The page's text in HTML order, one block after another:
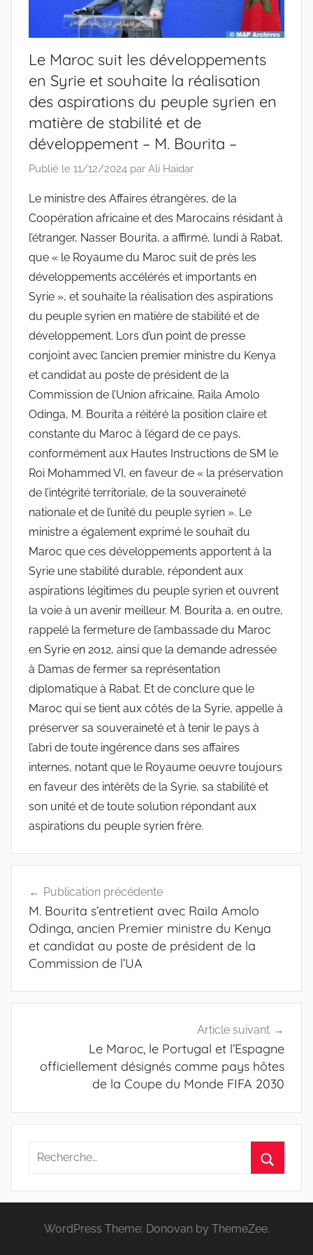
Le Maroc suit les développements
en Syrie et souhaite la réalisation
des aspirations du peuple syrien en
matière de stabilité et de
développement – M. Bourita –
Publié le 11/12/2024 par Ali Haidar
Le ministre des Affaires étrangères, de la
Coopération africaine et des Marocains résidant à
l’étranger, Nasser Bourita, a affirmé, lundi à Rabat,
que « le Royaume du Maroc suit de près les
développements accélérés et importants en
Syrie », et souhaite la réalisation des aspirations
du peuple syrien en matière de stabilité et de
développement. Lors d’un point de presse
conjoint avec l’ancien premier ministre du Kenya
et candidat au poste de président de la
Commission de l’Union africaine, Raila Amolo
Odinga, M. Bourita a réitéré la position claire et
constante du Maroc à l’égard de ce pays,
conformément aux Hautes Instructions de SM le
Roi Mohammed VI, en faveur de « la préservation
de l’intégrité territoriale, de la souveraineté
nationale et de l’unité du peuple syrien ». Le
ministre a également exprimé le souhait du
Maroc que ces développements apportent à la
Syrie une stabilité durable, répondent aux
aspirations légitimes du peuple syrien et ouvrent
la voie à un avenir meilleur. M. Bourita a, en outre,
rappelé la fermeture de l’ambassade du Maroc
en Syrie en 2012, ainsi que la demande adressée
à Damas de fermer sa représentation
diplomatique à Rabat. Et de conclure que le
Maroc qui se tient aux côtés de la Syrie, appelle à
préserver sa souveraineté et à tenir le pays à
l’abri de toute ingérence dans ses affaires
internes, notant que le Royaume oeuvre toujours
en faveur des intérêts de la Syrie, sa stabilité et
son unité et de toute solution répondant aux
aspirations du peuple syrien frère.
de
l’article
Publication précédente
M. Bourita s’entretient avec Raila Amolo
Odinga, ancien Premier ministre du Kenya
et candidat au poste de président de la
Commission de l’UA
Article suivant
Le Maroc, le Portugal et l’Espagne
officiellement désignés comme pays hôtes
de la Coupe du Monde FIFA 2030
Recherche
:
WordPress Theme: Donovan by ThemeZee.